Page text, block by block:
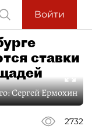
Войти
ставки
Сергей Ермохин
2732